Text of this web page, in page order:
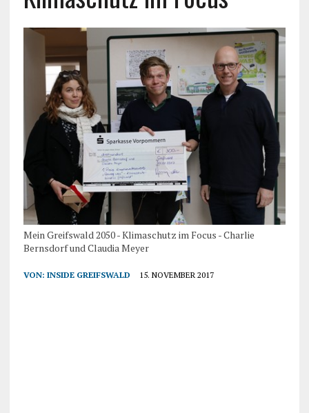
Mein Greifswald 2050 - Klimaschutz im Focus - Charlie
Bernsdorf und Claudia Meyer
VON: INSIDE GREIFSWALD 15. NOVEMBER 2017